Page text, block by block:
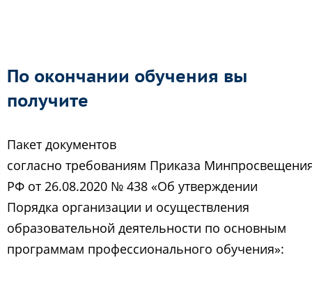
По окончании обучения вы
получите
Пакет документов
согласно требованиям Приказа
РФ от 26.08.2020 № 438 «Об утверждении
Порядка организации и осуществления
образовательной деятельности по основным
программам профессионального обучения»: